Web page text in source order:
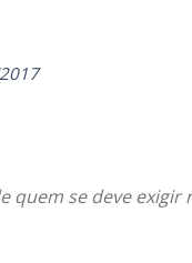
quem se deve